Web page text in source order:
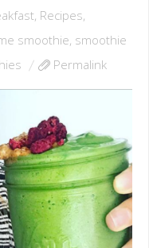
, Recipes,
smoothie, smoothie
Permalink